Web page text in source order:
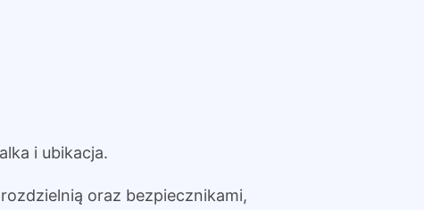
i ubikacja.
oraz bezpiecznikami,